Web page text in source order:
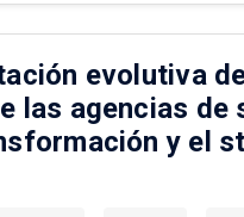
evolutiva
las agencias de
y el